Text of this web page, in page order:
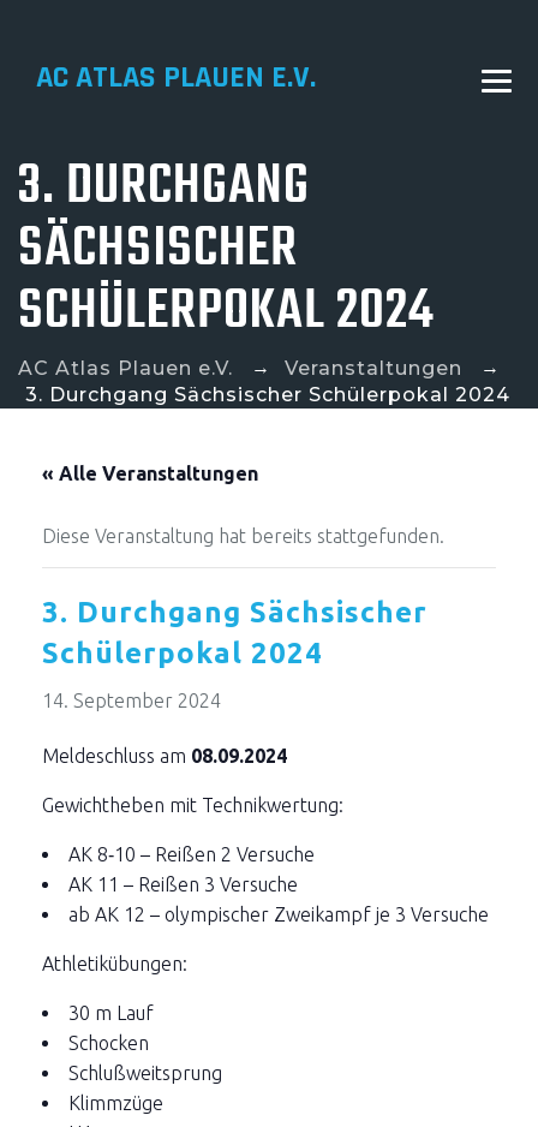
AC ATLAS PLAUEN E.V.
3. DURCHGANG
SÄCHSISCHER
SCHÜLERPOKAL 2024
AC Atlas Plauen e.V. → Veranstaltungen
→
3. Durchgang Sächsischer Schülerpokal 2024
« Alle Veranstaltungen
Diese Veranstaltung hat bereits stattgefunden.
3. Durchgang Sächsischer
Schülerpokal 2024
14. September 2024
Meldeschluss am 08.09.2024
Gewichtheben mit Technikwertung:
AK 8‐10 – Reißen 2 Versuche
AK 11 – Reißen 3 Versuche
ab AK 12 – olympischer Zweikampf je 3 Versuche
Athletikübungen:
30 m Lauf
Schocken
Schlußweitsprung
Klimmzüge